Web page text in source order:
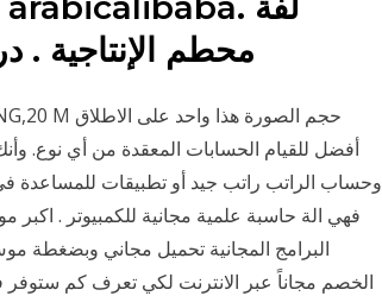
محطم الإنتاجية .
أفضل للقيام الحسابات المعقدة من أي نوع.
وحساب الراتب راتب جيد أو تطبيقات للمساعدة في
البرامج المجانية تحميل مجاني وبضغطة
الخصم مجاناً عبر الانترنت لكي تعرف كم